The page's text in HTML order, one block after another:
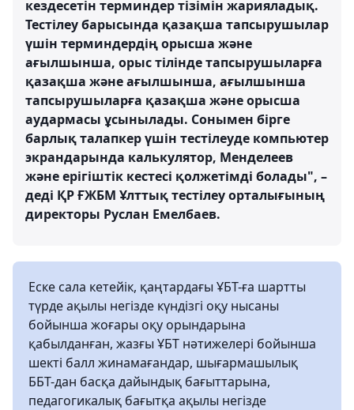
кездесетін терминдер тізімін жарияладық.
Тестілеу барысында қазақша тапсырушылар
үшін терминдердің орысша және
ағылшынша, орыс тілінде тапсырушыларға
қазақша және ағылшынша, ағылшынша
тапсырушыларға қазақша және орысша
аудармасы ұсынылады. Сонымен бірге
барлық талапкер үшін тестілеуде компьютер
экрандарында калькулятор, Менделеев
және ерігіштік кестесі қолжетімді болады", –
деді ҚР ҒЖБМ Ұлттық тестілеу орталығының
директоры Руслан Емелбаев.
Еске сала кетейік, қаңтардағы ҰБТ-ға шартты
түрде ақылы негізде күндізгі оқу нысаны
бойынша жоғары оқу орындарына
қабылданған, жазғы ҰБТ нәтижелері бойынша
шекті балл жинамағандар, шығармашылық
ББТ-дан басқа дайындық бағыттарына,
педагогикалық бағытқа ақылы негізде